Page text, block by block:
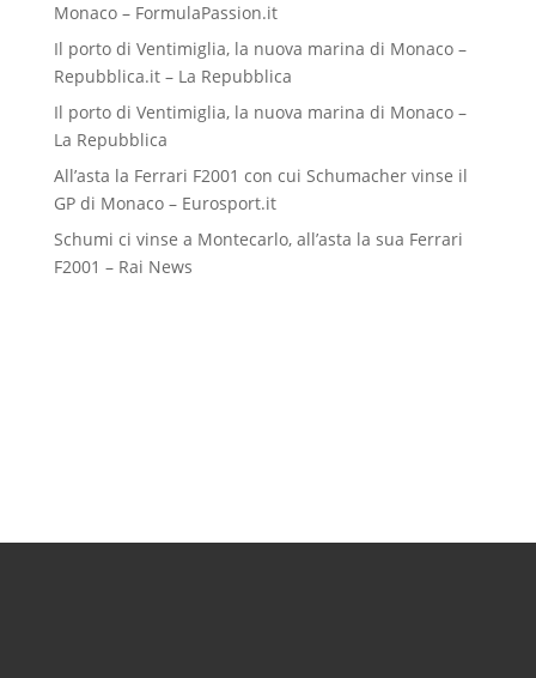
Monaco – FormulaPassion.it
Il porto di Ventimiglia, la nuova marina di Monaco –
Repubblica.it – La Repubblica
Il porto di Ventimiglia, la nuova marina di Monaco –
La Repubblica
All’asta la Ferrari F2001 con cui Schumacher vinse il
GP di Monaco – Eurosport.it
Schumi ci vinse a Montecarlo, all’asta la sua Ferrari
F2001 – Rai News